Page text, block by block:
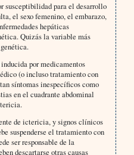
susceptibilidad para el desarrollo
el sexo femenino, el embarazo,
hepáticas
Quizás la variable más
por medicamentos
(o incluso tratamiento con
síntomas inespecíficos como
en el cuadrante abdominal
de ictericia, y signos clínicos
suspenderse el tratamiento con
ser responsable de la
descartarse otras causas